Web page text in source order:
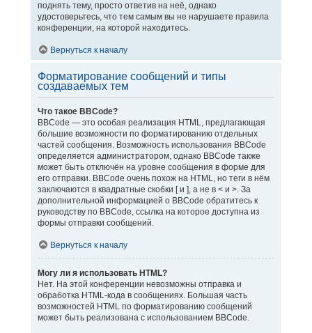
поднять тему, просто ответив на неё, однако
удостоверьтесь, что тем самым вы не нарушаете правила
конференции, на которой находитесь.
Вернуться к началу
Форматирование сообщений и типы
создаваемых тем
Что такое BBCode?
BBCode — это особая реализация HTML, предлагающая
большие возможности по форматированию отдельных
частей сообщения. Возможность использования BBCode
определяется администратором, однако BBCode также
может быть отключён на уровне сообщения в форме для
его отправки. BBCode очень похож на HTML, но теги в нём
заключаются в квадратные скобки [ и ], а не в < и >. За
дополнительной информацией о BBCode обратитесь к
руководству по BBCode, ссылка на которое доступна из
формы отправки сообщений.
Вернуться к началу
Могу ли я использовать HTML?
Нет. На этой конференции невозможны отправка и
обработка HTML-кода в сообщениях. Большая часть
возможностей HTML по форматированию сообщений
может быть реализована с использованием BBCode.